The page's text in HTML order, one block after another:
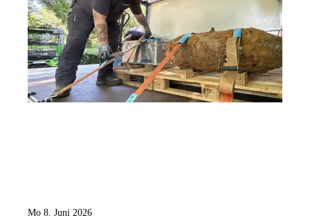
Mo 8. Juni 2026